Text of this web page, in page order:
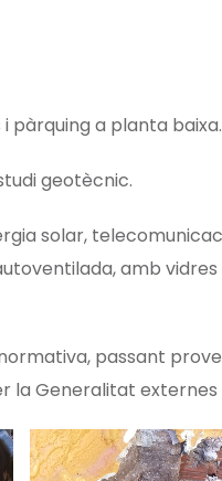
pàrquing a planta baixa.
geotècnic.
solar,
amb vidres
passant
la Generalitat